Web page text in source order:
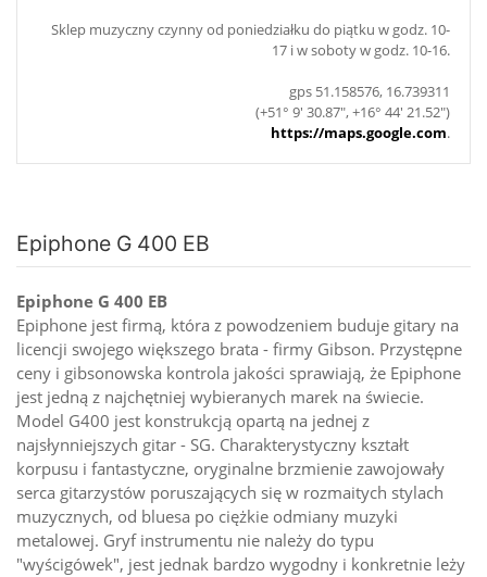
Sklep muzyczny czynny od poniedziałku do piątku w godz. 10-
17 i w soboty w godz. 10-16.
gps 51.158576, 16.739311
(+51° 9' 30.87", +16° 44' 21.52")
https://maps.google.com.
Epiphone G 400 EB
Epiphone G 400 EB
Epiphone jest firmą, która z powodzeniem buduje gitary na
licencji swojego większego brata - firmy Gibson. Przystępne
ceny i gibsonowska kontrola jakości sprawiają, że Epiphone
jest jedną z najchętniej wybieranych marek na świecie.
Model G400 jest konstrukcją opartą na jednej z
najsłynniejszych gitar - SG. Charakterystyczny kształt
korpusu i fantastyczne, oryginalne brzmienie zawojowały
serca gitarzystów poruszających się w rozmaitych stylach
muzycznych, od bluesa po ciężkie odmiany muzyki
metalowej. Gryf instrumentu nie należy do typu
"wyścigówek", jest jednak bardzo wygodny i konkretnie leży